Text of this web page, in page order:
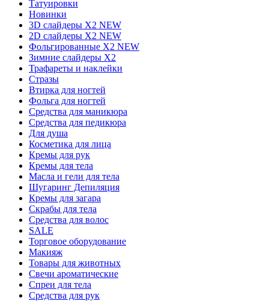
Татуировки
Новинки
3D слайдеры X2 NEW
2D слайдеры X2 NEW
Фольгированные X2 NEW
Зимние слайдеры Х2
Трафареты и наклейки
Стразы
Втирка для ногтей
Фольга для ногтей
Средства для маникюра
Средства для педикюра
Для душа
Косметика для лица
Кремы для рук
Кремы для тела
Масла и гели для тела
Шугаринг Депиляция
Кремы для загара
Скрабы для тела
Средства для волос
SALE
Торговое оборудование
Макияж
Товары для животных
Свечи ароматические
Спреи для тела
Средства для рук